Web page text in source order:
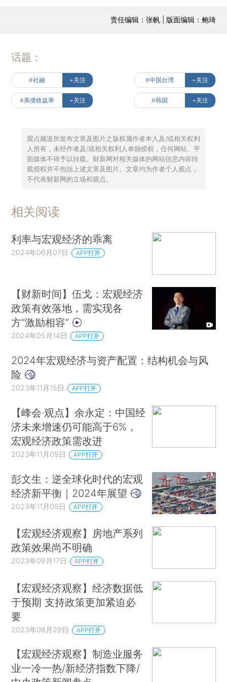
责任编辑：张帆 | 版面编辑：鲍琦
话题：
#社融 +关注 #中国台湾 +关注
#美债收益率 +关注 #韩国 +关注
观点频道所发布文章及图片之版权属作者本人及/或相关权利
人所有，未经作者及/或相关权利人单独授权，任何网站、平
面媒体不得予以转载。财新网对相关媒体的网站信息内容转
载授权并不包括上述文章及图片。文章均为作者个人观点，
不代表财新网的立场和观点。
相关阅读
利率与宏观经济的乖离
2024年06月07日 APP打开
【财新时间】伍戈：宏观经济
政策有效落地，需实现各
方“激励相容”
2024年05月14日 APP打开
2024年宏观经济与资产配置：结构机会与风
险
2023年11月15日 APP打开
【峰会·观点】余永定：中国经
济未来增速仍可能高于6%，
宏观经济政策需改进
2023年11月09日 APP打开
彭文生：逆全球化时代的宏观
经济新平衡｜2024年展望
2023年11月09日 APP打开
【宏观经济观察】房地产系列
政策效果尚不明确
2023年09月17日 APP打开
【宏观经济观察】经济数据低
于预期 支持政策更加紧迫必
要
2023年08月29日 APP打开
【宏观经济观察】制造业服务
业一冷一热/新经济指数下降/